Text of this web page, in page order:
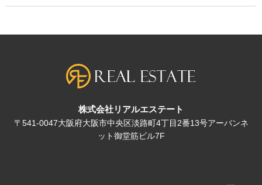
株式会社リアルエステート
〒541-0047大阪府大阪市中央区淡路町4丁目2番13号アーバンネ
ット御堂筋ビル7F